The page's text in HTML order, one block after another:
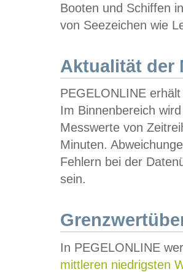
Booten und Schiffen
von Seezeichen wie
Aktualität der
PEGELONLINE
Im Binnenbereich
Messwerte von
Minuten.
Fehlern bei der
sein.
In PEGELONLINE
mittleren niedrigsten